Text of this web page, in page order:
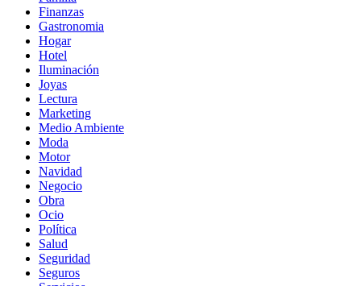
Finanzas
Gastronomia
Hogar
Hotel
Iluminación
Joyas
Lectura
Marketing
Medio Ambiente
Moda
Motor
Navidad
Negocio
Obra
Ocio
Política
Salud
Seguridad
Seguros